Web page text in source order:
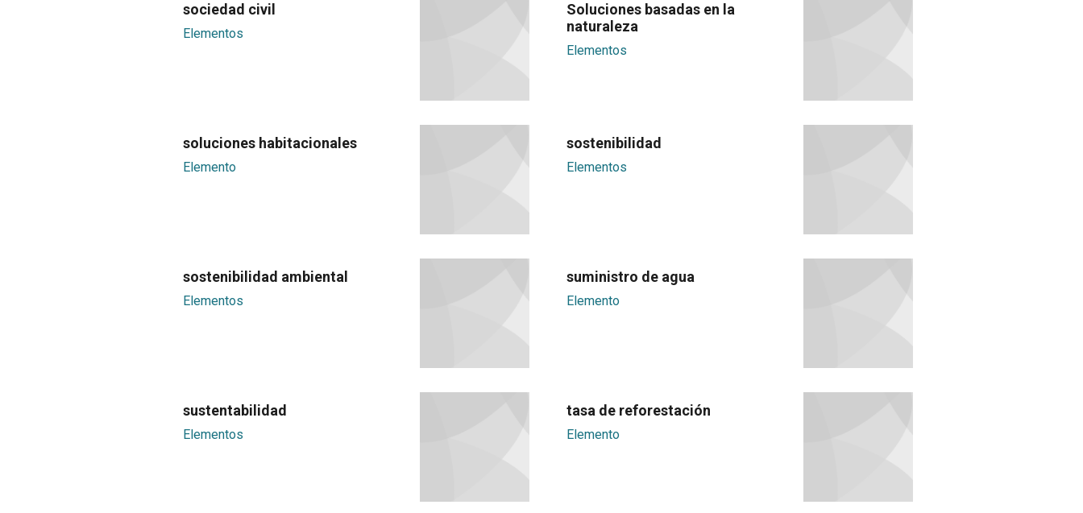
sociedad civil
Elementos
Soluciones basadas en la
naturaleza
Elementos
soluciones habitacionales
Elemento
sostenibilidad
Elementos
sostenibilidad ambiental
Elementos
suministro de agua
Elemento
sustentabilidad
Elementos
tasa de reforestación
Elemento